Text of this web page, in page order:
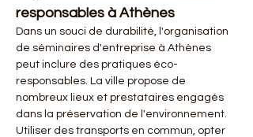
responsables à Athènes
Dans un souci de durabilité, l'organisation
de séminaires d'entreprise à Athènes
peut inclure des pratiques éco-
responsables. La ville propose de
nombreux lieux et prestataires engagés
dans la préservation de l'environnement.
Utiliser des transports en commun, opter